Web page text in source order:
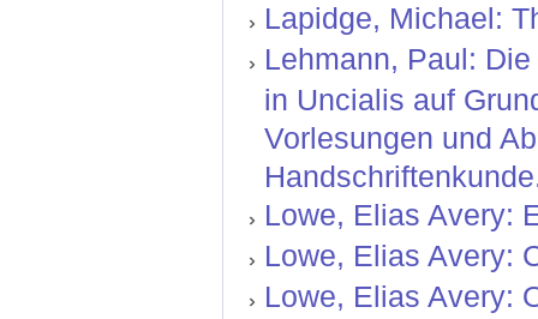
Lapidge, Michael:
Lehmann, Paul:
in Uncialis auf
Vorlesungen und
Lowe, Elias Avery:
Lowe, Elias Avery:
Lowe, Elias Avery: